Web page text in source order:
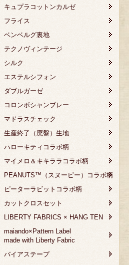
キュプラコットンカルゼ
フライス
ベンベルグ裏地
テクノヴィンテージ
シルク
エステルシフォン
ダブルガーゼ
コロンボシャンブレー
マドラスチェック
生産終了（廃盤）生地
ハローキティコラボ柄
マイメロ＆キキララコラボ柄
PEANUTS™（スヌーピー）コラボ柄
ピーターラビットコラボ柄
カットクロスセット
LIBERTY FABRICS × HANG TEN
maiando×Pattern Label
made with Liberty Fabric
バイアステープ